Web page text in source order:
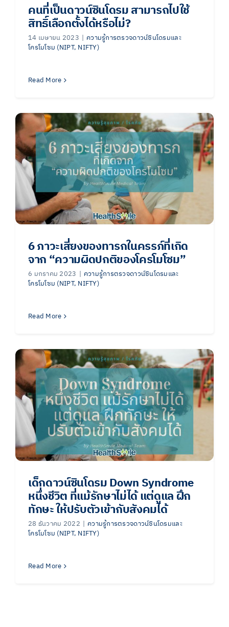
คนที่เป็นดาวน์ซินโดรม สามารถไปใช้
สิทธิ์เลือกตั้งได้หรือไม่?
14 เมษายน 2023 | ความรู้การตรวจดาวน์ซินโดรมและ
โครโมโซม (NIPT, NIFTY)
Read More
6 ภาวะเสี่ยงของทารกในครรภ์ที่เกิด
จาก “ความผิดปกติของโครโมโซม”
6 มกราคม 2023 | ความรู้การตรวจดาวน์ซินโดรมและ
โครโมโซม (NIPT, NIFTY)
Read More
เด็กดาวน์ซินโดรม Down Syndrome
หนึ่งชีวิต ที่แม้รักษาไม่ได้ แต่ดูแล ฝึก
ทักษะ ให้ปรับตัวเข้ากับสังคมได้
28 ธันวาคม 2022 | ความรู้การตรวจดาวน์ซินโดรมและ
โครโมโซม (NIPT, NIFTY)
Read More